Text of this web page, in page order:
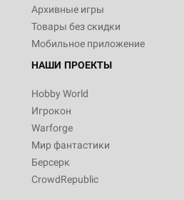
Архивные игры
Товары без скидки
Мобильное приложение
НАШИ ПРОЕКТЫ
Hobby World
Игрокон
Warforge
Мир фантастики
Берсерк
CrowdRepublic